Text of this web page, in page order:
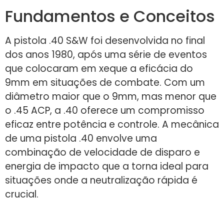
Fundamentos e Conceitos
A pistola .40 S&W foi desenvolvida no final
dos anos 1980, após uma série de eventos
que colocaram em xeque a eficácia do
9mm em situações de combate. Com um
diâmetro maior que o 9mm, mas menor que
o .45 ACP, a .40 oferece um compromisso
eficaz entre potência e controle. A mecânica
de uma pistola .40 envolve uma
combinação de velocidade de disparo e
energia de impacto que a torna ideal para
situações onde a neutralização rápida é
crucial.